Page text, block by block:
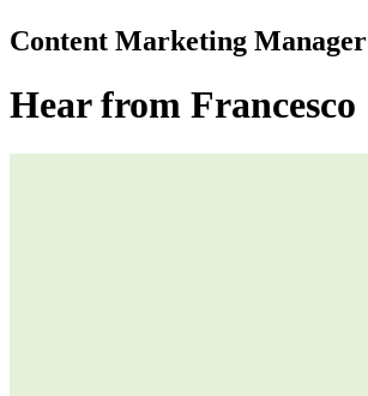
Content Marketing Manager
Hear from Francesco